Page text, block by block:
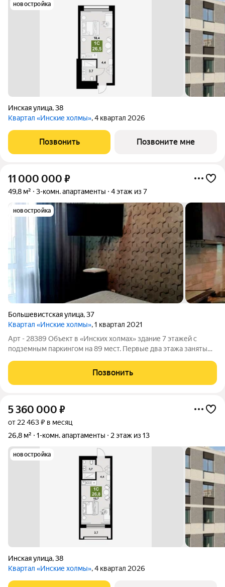
новостройка
Инская улица,38
Квартал «Инские холмы», 4 квартал 2026
Позвонить Позвоните мне
11 000 000 ₽
49,8 м² 3-комн. апартаменты 4 этаж из 7
новостройка
Большевистская улица,37
Квартал «Инские холмы», 1 квартал 2021
Арт - 28389 Объект в «Инских холмах» здание 7 этажей с
подземным паркингом на 89 мест. Первые два этажа заняты
помещение, переоборудованное в три отдельные студии.
Ремонт выполнен,
Позвонить
5 360 000 ₽
от 22 463 ₽ в месяц
26,8 м²
1-комн. апартаменты 2 этаж из 13
новостройка
Инская улица,38
Квартал «Инские холмы», 4 квартал 2026